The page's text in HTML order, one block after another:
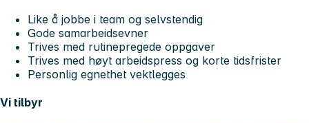
Like å jobbe i team og selvstendig
Gode samarbeidsevner
Trives med rutinepregede oppgaver
Trives med høyt arbeidspress og korte tidsfrister
Personlig egnethet vektlegges
Vi tilbyr